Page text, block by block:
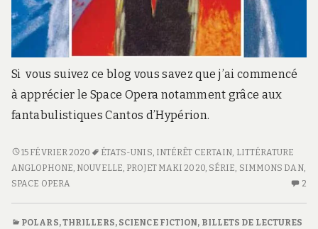
Si vous suivez ce blog vous savez que j’ai commencé
à apprécier le Space Opera notamment grâce aux
fantabulistiques Cantos d’Hypérion.
LES
ORPHELINS
DE
15 FÉVRIER 2020 ÉTATS-UNIS, INTÉRÊT CERTAIN, LITTÉRATURE
ANGLOPHONE, NOUVELLE, PROJET MAKI 2020, SÉRIE, SIMMONS DAN,
SPACE OPERA
2
POLARS, THRILLERS, SCIENCE FICTION, BILLETS DE LECTURES